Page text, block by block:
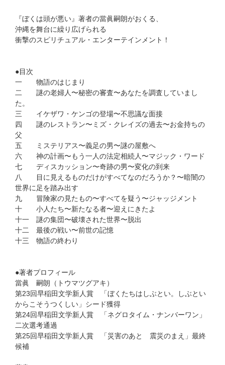
『ぼくは頭が悪い』著者の當眞嗣朗がおくる、
沖縄を舞台に繰り広げられる
衝撃のスピリチュアル・エンターテインメント！
●目次
一 物語のはじまり
二 謎の老婦人〜秘密の審査〜あなたを調査していまし
た。
三 イケザワ・ケンゴの登場〜不思議な面接
四 謎のレストラン〜ミズ・クレイズの過去〜お金持ちの
父
五 ミステリアス〜義足の男〜謎の屋敷へ
六 神の計画〜もう一人の法定相続人〜マジック・ワード
七 ディスカッション〜奇跡の男〜変化の到来
八 目に見えるものだけがすべてなのだろうか？〜暗闇の
世界に足を踏み出す
九 冒険家の見たもの〜すべてを疑う〜ジャッジメント
十 小人たち〜新たなる者〜迎えにきたよ
十一 謎の集団〜破壊された世界〜脱出
十二 最後の戦い〜前世の記憶
十三 物語の終わり
●著者プロフィール
當眞 嗣朗（トウマツグアキ）
第23回早稲田文学新人賞 「ぼくたちはしぶとい。しぶとい
からこそうつくしい」シード獲得
第24回早稲田文学新人賞 「ネグロタイム・ナンバーワン」
二次選考通過
第25回早稲田文学新人賞 「災害のあと 震災のまえ」最終
候補